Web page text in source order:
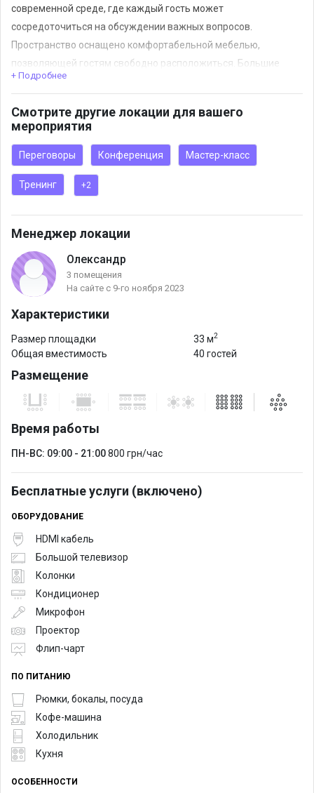
современной среде, где каждый гость может
сосредоточиться на обсуждении важных вопросов.
Пространство оснащено комфортабельной мебелью,
позволяющей гостям свободно расположиться. Большие
окна придают природный свет, создавая атмосферу для
■ Локация I Владимирская, 79
■ Метро I 7 минут
■ Количество гостей I до 40 человек
■ Площадь I 33 кв.м.
Плазма 55’
Wi-Fi
МЕТРО: ПЛОЩАДЬ УКРАИНСКИХ ГЕРОЕВ
МЕТРО: Дворец спорта
+ Подробнее
Смотрите другие локации для вашего
мероприятия
Переговоры Конференция Мастер-класс
Тренинг +2
Менеджер локации
Олександр
3 помещения
На сайте с 9-го ноября 2023
Характеристики
Размер площадки 33 м2
Общая вместимость 40 гостей
Размещение
Время работы
ПН-ВС: 09:00 - 21:00800 грн/час
Бесплатные услуги (включено)
ОБОРУДОВАНИЕ
HDMI кабель
Большой телевизор
Колонки
Кондиционер
Микрофон
Проектор
Флип-чарт
ПО ПИТАНИЮ
Рюмки, бокалы, посуда
Кофе-машина
Холодильник
Кухня
ОСОБЕННОСТИ